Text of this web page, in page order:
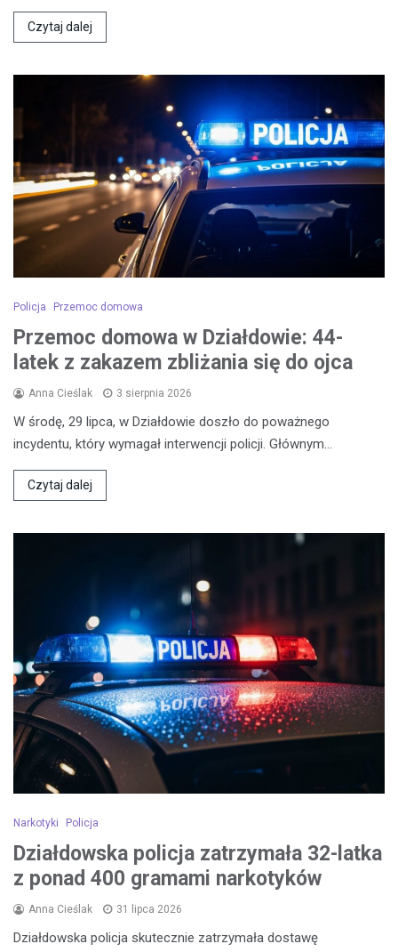
Czytaj dalej
Policja Przemoc domowa
Przemoc domowa w Działdowie: 44-
latek z zakazem zbliżania się do ojca
Anna Cieślak 3 sierpnia 2026
W środę, 29 lipca, w Działdowie doszło do poważnego
incydentu, który wymagał interwencji policji. Głównym…
Czytaj dalej
Narkotyki Policja
Działdowska policja zatrzymała 32-latka
z ponad 400 gramami narkotyków
Anna Cieślak 31 lipca 2026
Działdowska policja skutecznie zatrzymała dostawę